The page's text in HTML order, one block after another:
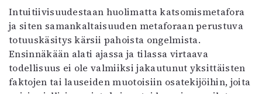
Intuitiivisuudestaan huolimatta katsomismetafora
ja siten samankaltaisuuden metaforaan perustuva
totuuskäsitys kärsii pahoista ongelmista.
Ensinnäkään alati ajassa ja tilassa virtaava
todellisuus ei ole valmiiksi jakautunut yksittäisten
faktojen tai lauseiden muotoisiin osatekijöihin, joita